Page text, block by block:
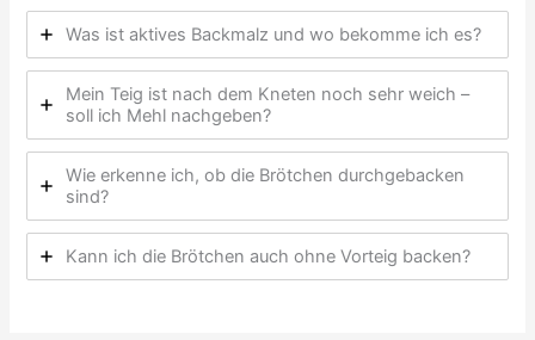
Was ist aktives Backmalz und wo bekomme ich es?
Mein Teig ist nach dem Kneten noch sehr weich –
soll ich Mehl nachgeben?
Wie erkenne ich, ob die Brötchen durchgebacken
sind?
Kann ich die Brötchen auch ohne Vorteig backen?